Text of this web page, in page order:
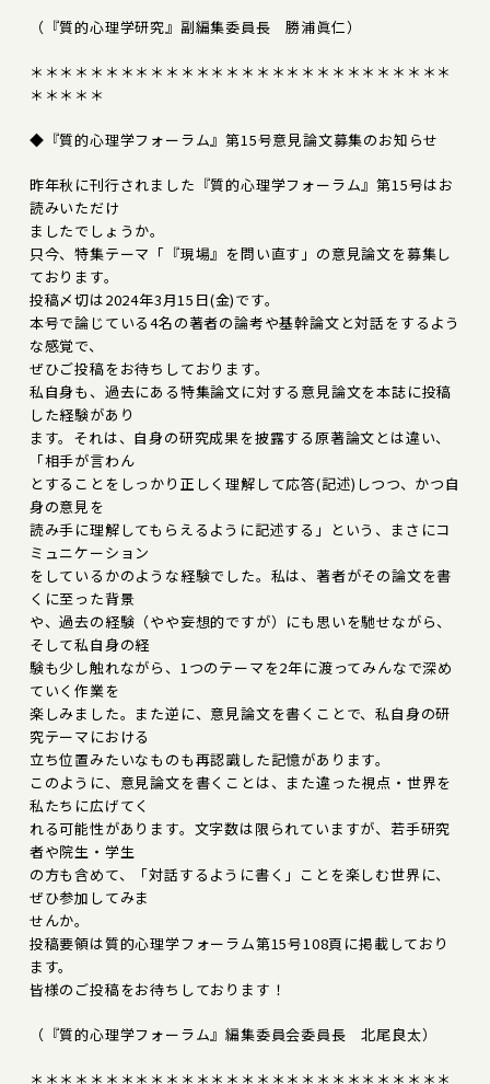
（『質的心理学研究』副編集委員長 勝浦眞仁）
＊＊＊＊＊＊＊＊＊＊＊＊＊＊＊＊＊＊＊＊＊＊＊＊＊＊＊＊
＊＊＊＊＊
◆『質的心理学フォーラム』第15号意見論文募集のお知らせ
昨年秋に刊行されました『質的心理学フォーラム』第15号はお
読みいただけ
ましたでしょうか。
只今、特集テーマ「『現場』を問い直す」の意見論文を募集し
ております。
投稿〆切は2024年3月15日(金)です。
本号で論じている4名の著者の論考や基幹論文と対話をするよう
な感覚で、
ぜひご投稿をお待ちしております。
私自身も、過去にある特集論文に対する意見論文を本誌に投稿
した経験があり
ます。それは、自身の研究成果を披露する原著論文とは違い、
「相手が言わん
とすることをしっかり正しく理解して応答(記述)しつつ、かつ自
身の意見を
読み手に理解してもらえるように記述する」という、まさにコ
ミュニケーション
をしているかのような経験でした。私は、著者がその論文を書
くに至った背景
や、過去の経験（やや妄想的ですが）にも思いを馳せながら、
そして私自身の経
験も少し触れながら、1つのテーマを2年に渡ってみんなで深め
ていく作業を
楽しみました。また逆に、意見論文を書くことで、私自身の研
究テーマにおける
立ち位置みたいなものも再認識した記憶があります。
このように、意見論文を書くことは、また違った視点・世界を
私たちに広げてく
れる可能性があります。文字数は限られていますが、若手研究
者や院生・学生
の方も含めて、「対話するように書く」ことを楽しむ世界に、
ぜひ参加してみま
せんか。
投稿要領は質的心理学フォーラム第15号108頁に掲載しており
ます。
皆様のご投稿をお待ちしております！
（『質的心理学フォーラム』編集委員会委員長 北尾良太）
＊＊＊＊＊＊＊＊＊＊＊＊＊＊＊＊＊＊＊＊＊＊＊＊＊＊＊＊